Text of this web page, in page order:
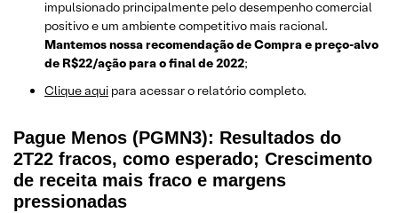
impulsionado principalmente pelo desempenho comercial
positivo e um ambiente competitivo mais racional.
Mantemos nossa recomendação de Compra e preço-alvo
de R$22/ação para o final de 2022;
Clique aqui para acessar o relatório completo.
Pague Menos (PGMN3): Resultados do
2T22 fracos, como esperado; Crescimento
de receita mais fraco e margens
pressionadas